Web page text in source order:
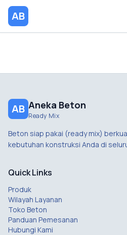
AB
AB Aneka Beton
Ready Mix
Beton siap pakai (ready mix)
kebutuhan konstruksi Anda di
Quick Links
Produk
Wilayah Layanan
Toko Beton
Panduan Pemesanan
Hubungi Kami